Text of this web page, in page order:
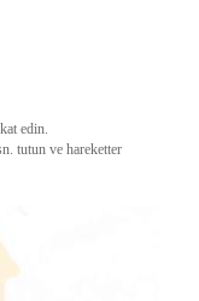
edin.
tutun ve hareketter